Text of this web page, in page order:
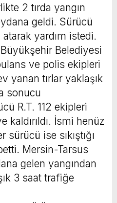
2 tırda yangın
geldi. Sürücü
yardım istedi.
Belediyesi
ve polis ekipleri
yanan tırlar yaklaşık
sonucu
R.T. 112 ekipleri
kaldırıldı. İsmi henüz
ise sıkıştığı
Mersin-Tarsus
gelen yangından
3 saat trafiğe